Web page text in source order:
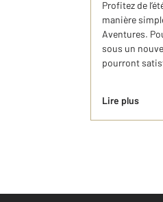
Profitez de
manière
Aventures.
sous un
pourront
Lire plus